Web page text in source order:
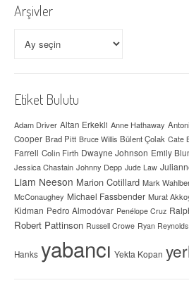
Arşivler
Etiket Bulutu
Adam Driver Altan Erkekli Anne Hathaway
Cooper Brad Pitt Bruce Willis Bülent Çolak Cate
Farrell Colin Firth Dwayne Johnson Emily
Jessica Chastain Johnny Depp Jude Law
Liam Neeson Marion Cotillard Mark
McConaughey Michael Fassbender Murat
Kidman Pedro Almodóvar Penélope Cruz
Robert Pattinson Russell Crowe Ryan Reynolds
Hanks yabancı Yekta Kopan